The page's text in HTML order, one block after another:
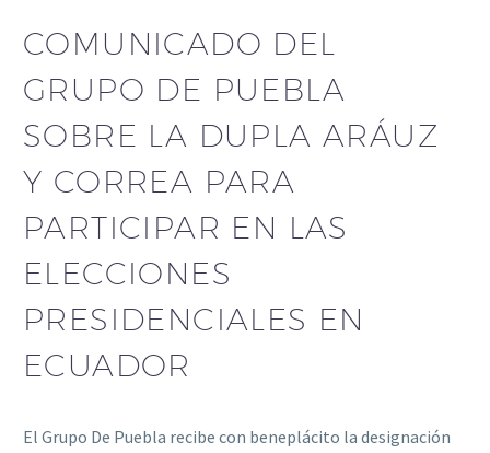
COMUNICADO DEL
GRUPO DE PUEBLA
SOBRE LA DUPLA ARÁUZ
Y CORREA PARA
PARTICIPAR EN LAS
ELECCIONES
PRESIDENCIALES EN
ECUADOR
El Grupo De Puebla recibe con beneplácito la designación